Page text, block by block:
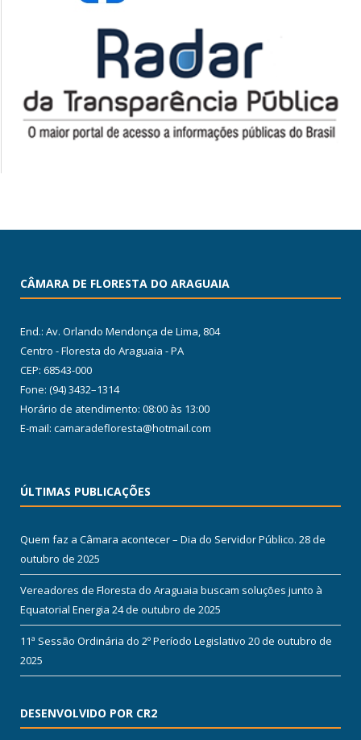
CÂMARA DE FLORESTA DO ARAGUAIA
End.: Av. Orlando Mendonça de Lima, 804
Centro - Floresta do Araguaia - PA
CEP: 68543-000
Fone: (94) 3432–1314
Horário de atendimento: 08:00 às 13:00
E-mail: camaradefloresta@hotmail.com
ÚLTIMAS PUBLICAÇÕES
Quem faz a Câmara acontecer – Dia do Servidor Público. 28 de
outubro de 2025
Vereadores de Floresta do Araguaia buscam soluções junto à
Equatorial Energia 24 de outubro de 2025
11ª Sessão Ordinária do 2º Período Legislativo 20 de outubro de
2025
DESENVOLVIDO POR CR2